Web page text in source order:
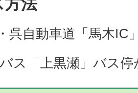
呉自動車道「馬木IC
バス「上黒瀬」バス